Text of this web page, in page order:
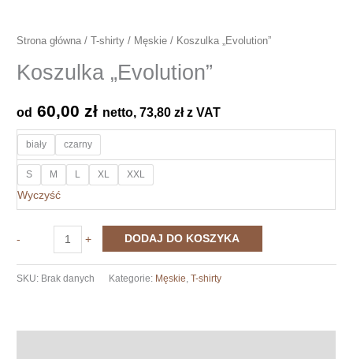
Strona główna /T-shirty / Męskie / Koszulka „Evolution”
Koszulka „Evolution”
od 60,00zł netto,73,80złz VAT
biały czarny
S M L XL XXL
Wyczyść
-
Koszulka
"Evolution"
+ DODAJ DO KOSZYKA
SKU: Brak danych Kategorie: Męskie,T-shirty